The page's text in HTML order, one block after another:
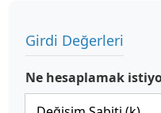
Girdi Değerleri
Ne hesaplamak